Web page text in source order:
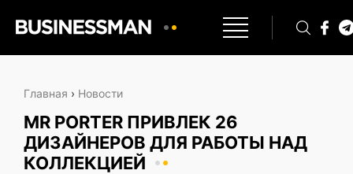
Главная › Новости
MR PORTER ПРИВЛЕК 26
ДИЗАЙНЕРОВ ДЛЯ РАБОТЫ НАД
КОЛЛЕКЦИЕЙ